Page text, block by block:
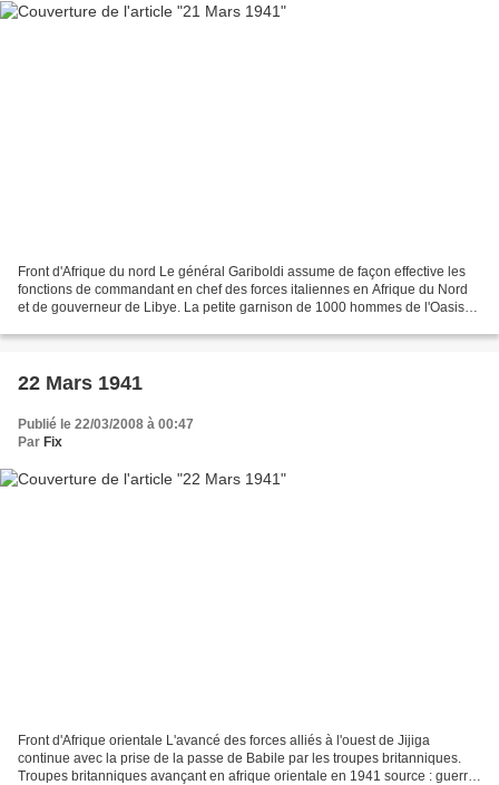
Front d'Afrique du nord Le général Gariboldi assume de façon effective les
fonctions de commandant en chef des forces italiennes en Afrique du Nord
et de gouverneur de Libye. La petite garnison de 1000 hommes de l'Oasis
22 Mars 1941
Publié le 22/03/2008 à 00:47
Par Fix
Front d'Afrique orientale L'avancé des forces alliés à l'ouest de Jijiga
continue avec la prise de la passe de Babile par les troupes britanniques.
Troupes britanniques avançant en afrique orientale en 1941 source : guerre-